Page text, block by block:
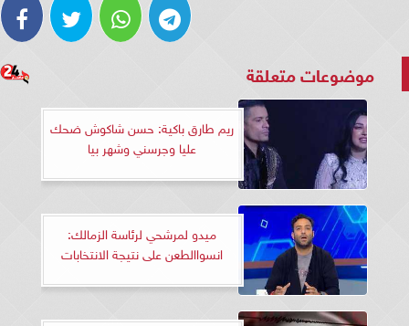
موضوعات متعلقة
ريم طارق باكية: حسن شاكوش ضحك
عليا وجرسني وشهر بيا
ميدو لمرشحي لرئاسة الزمالك:
انسواالطعن على نتيجة الانتخابات